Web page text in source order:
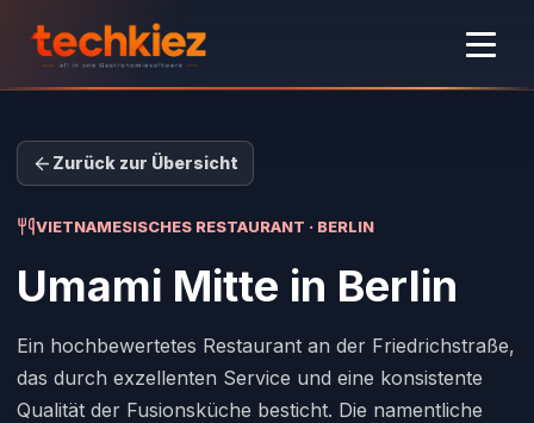
Zurück zur Übersicht
VIETNAMESISCHES RESTAURANT · BERLIN
Umami Mitte in Berlin
Ein hochbewertetes Restaurant an der Friedrichstraße,
das durch exzellenten Service und eine konsistente
Qualität der Fusionsküche besticht. Die namentliche